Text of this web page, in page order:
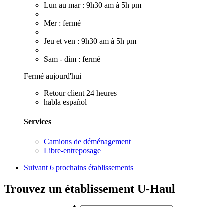
Lun au mar : 9h30 am à 5h pm
Mer : fermé
Jeu et ven : 9h30 am à 5h pm
Sam - dim : fermé
Fermé aujourd'hui
Retour client 24 heures
habla español
Services
Camions de déménagement
Libre-entreposage
Suivant 6 prochains établissements
Trouvez un établissement U-Haul